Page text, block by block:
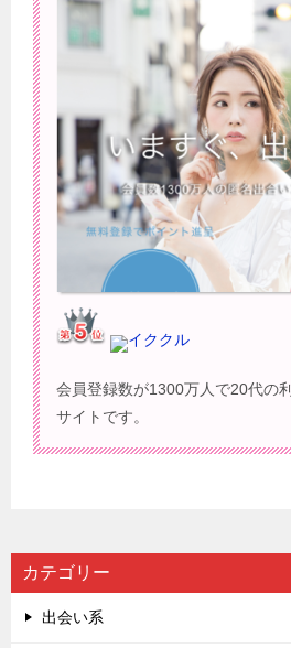
イククル
会員登録数が1300万人で20代の
サイトです。
カテゴリー
出会い系